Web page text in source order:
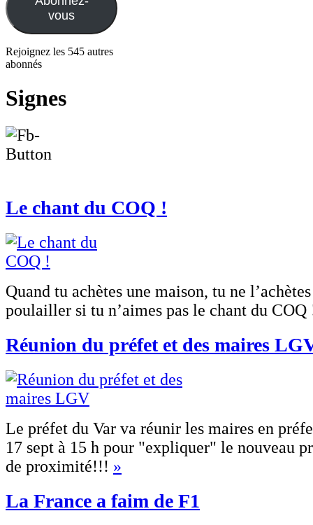
vous
Rejoignez les 545 autres
abonnés
Signes
Le chant du COQ !
Quand tu achètes une maison, tu ne
poulailler si tu n’aimes pas le chant du
Réunion du préfet et des maires
Le préfet du Var va réunir les maires en
17 sept à 15 h pour "expliquer" le nouveau
de proximité!!! »
La France a faim de F1